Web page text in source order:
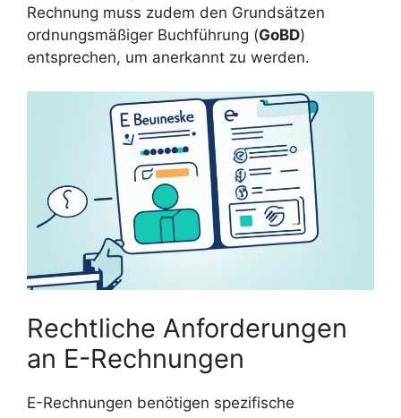
Rechnung muss zudem den Grundsätzen
ordnungsmäßiger Buchführung (GoBD)
entsprechen, um anerkannt zu werden.
Rechtliche Anforderungen
an E-Rechnungen
E-Rechnungen benötigen spezifische